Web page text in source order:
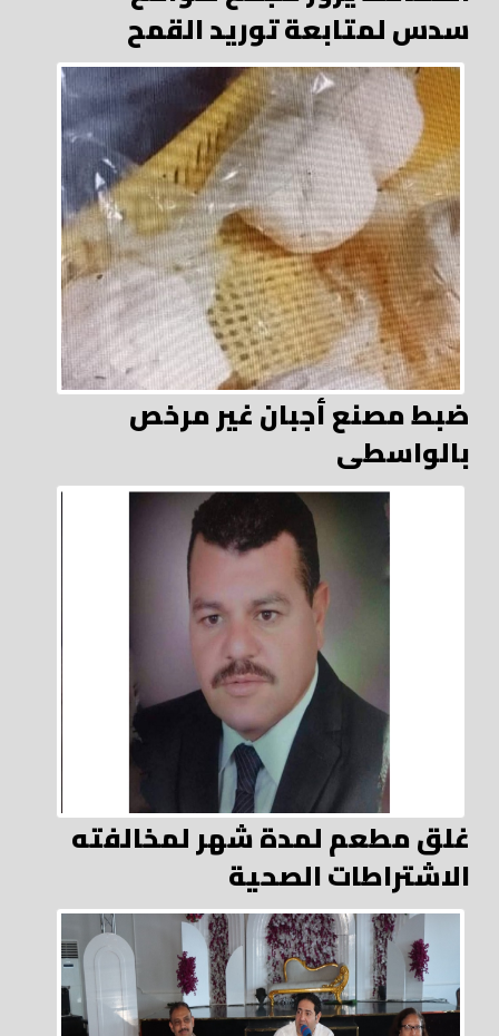
سدس لمتابعة توريد القمح
ضبط مصنع أجبان غير مرخص
بالواسطى
غلق مطعم لمدة شهر لمخالفته
الاشتراطات الصحية